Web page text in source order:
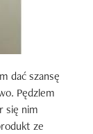
dać szansę
Pędzlem
się nim
ze